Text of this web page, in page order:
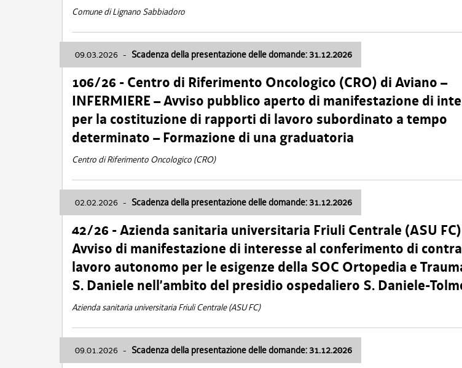
Comune di Lignano Sabbiadoro
09.03.2026 - Scadenza della presentazione delle domande: 31.12.2026
106/26 - Centro di Riferimento Oncologico (CRO) di Aviano –
INFERMIERE – Avviso pubblico aperto di manifestazione di
per la costituzione di rapporti di lavoro subordinato a tempo
determinato – Formazione di una graduatoria
Centro di Riferimento Oncologico (CRO)
02.02.2026 - Scadenza della presentazione delle domande: 31.12.2026
42/26 - Azienda sanitaria universitaria Friuli Centrale (ASU
Avviso di manifestazione di interesse al conferimento di
lavoro autonomo per le esigenze della SOC Ortopedia e
S. Daniele nell’ambito del presidio ospedaliero S. Daniele-
Azienda sanitaria universitaria Friuli Centrale (ASU FC)
09.01.2026 - Scadenza della presentazione delle domande: 31.12.2026